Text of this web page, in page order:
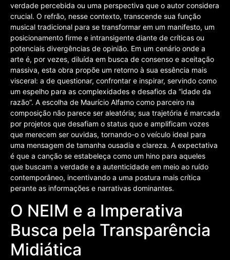
verdade percebida ou uma perspectiva que o autor considera
crucial. O refrão, nesse contexto, transcende sua função
musical tradicional para se transformar em um manifesto, um
posicionamento firme e intransigente diante de críticas ou
potenciais divergências de opinião. Em um cenário onde a
arte é, por vezes, diluída em busca de consenso e aceitação
massiva, esta obra propõe um retorno à sua essência mais
visceral: a de questionar, confrontar e inspirar, servindo como
um espelho para as complexidades e desafios da “idade da
razão”. A escolha de Maurício Alfamo como parceiro na
composição não parece ser aleatória; sua trajetória é marcada
por projetos que desafiam o status quo e amplificam vozes
que merecem ser ouvidas, tornando-o o veículo ideal para
uma mensagem de tamanha ousadia e clareza. A expectativa
é que a canção se estabeleça como um hino para aqueles
que buscam a verdade e a autenticidade em meio ao ruído
contemporâneo, incentivando a uma postura mais crítica
perante as informações e narrativas dominantes.
O NEIM e a Imperativa
Busca pela Transparência
Midiática